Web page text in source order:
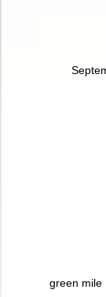
green mile